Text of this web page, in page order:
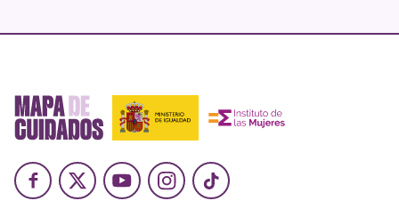
Facebook
X YoutubeInstagram
TikTok